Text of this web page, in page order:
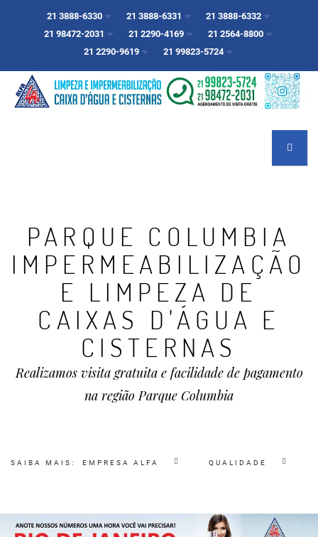
21 3888-6330 21 3888-6331
21 3888-6332
21 98472-2031
21 2290-4169
21 2564-8800
21 2290-9619
21 99823-5724
PARQUE COLUMBIA
IMPERMEABILIZAÇÃO
E LIMPEZA DE
CAIXAS D'ÁGUA E
CISTERNAS
Realizamos visita gratuita e facilidade de pagamento
na região Parque Columbia
SAIBA MAIS: EMPRESA ALFA QUALIDADE